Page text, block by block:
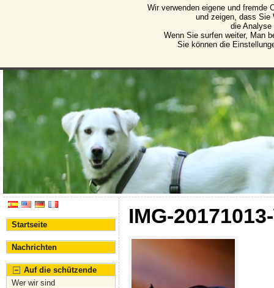
Protectora de Animales
Vereinigung für den Schutz von Tieren und
Startseite
Nachrichten
Auf die schützende
Wer wir sind
IMG-
Wir verwenden eigene und fremde
und zeigen, dass Sie
die Analyse
Wenn Sie surfen weiter, Man
Sie können die